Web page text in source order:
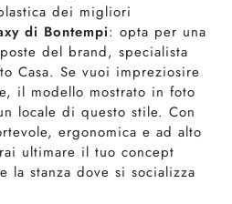
dei migliori
di Bontempi: opta per una
del brand, specialista
Casa. Se vuoi impreziosire
il modello mostrato in foto
locale di questo stile. Con
ergonomica e ad alto
ultimare il tuo concept
la stanza dove si socializza